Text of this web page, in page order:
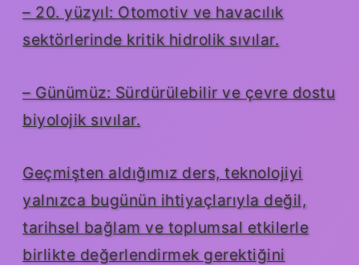
– 20. yüzyıl: Otomotiv ve havacılık
sektörlerinde kritik hidrolik sıvılar.
– Günümüz: Sürdürülebilir ve çevre dostu
biyolojik sıvılar.
Geçmişten aldığımız ders, teknolojiyi
yalnızca bugünün ihtiyaçlarıyla değil,
tarihsel bağlam ve toplumsal etkilerle
birlikte değerlendirmek gerektiğini